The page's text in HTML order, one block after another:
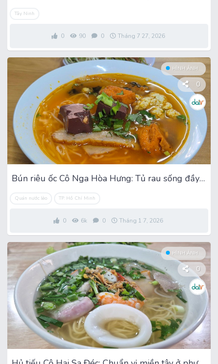
Tây Ninh
0 90 0 Tháng 7 27, 2026
HÌNH ẢNH
0
Bún riêu ốc Cô Nga Hòa Hưng: Tủ rau sống đầy ắp hấp dẫn
Quán nước lèo TP. Hồ Chí Minh
0 6k 0 Tháng 1 7, 2026
HÌNH ẢNH
0